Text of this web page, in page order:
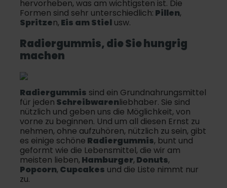
hervorheben, was am wichtigsten ist. Die
Formen sind sehr unterschiedlich: Pillen,
Spritzen, Eis am Stiel usw.
Radiergummis, die Sie hungrig
machen
Radiergummis sind ein Grundnahrungsmittel
für jeden Schreibwarenliebhaber. Sie sind
nützlich und geben uns die Möglichkeit, von
vorne zu beginnen. Und um all diesen Ernst zu
nehmen, ohne aufzuhören, nützlich zu sein, gibt
es einige schöne Radiergummis, bunt und
geformt wie die Lebensmittel, die wir am
meisten lieben, Hamburger, Donuts,
Popcorn, Cupcakes und die Liste nimmt nur
zu.